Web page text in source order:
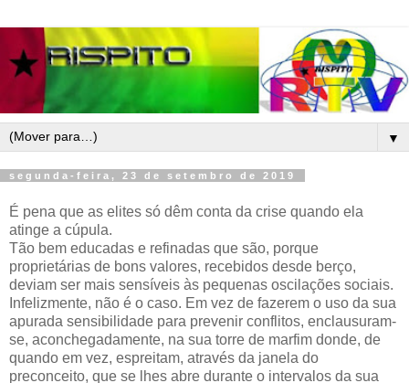
▼
segunda-feira, 23 de setembro de 2019
É pena que as elites só dêm conta da crise quando ela
atinge a cúpula.
Tão bem educadas e refinadas que são, porque
proprietárias de bons valores, recebidos desde berço,
deviam ser mais sensíveis às pequenas oscilações sociais.
Infelizmente, não é o caso. Em vez de fazerem o uso da sua
apurada sensibilidade para prevenir conflitos, enclausuram-
se, aconchegadamente, na sua torre de marfim donde, de
quando em vez, espreitam, através da janela do
preconceito, que se lhes abre durante o intervalos da sua